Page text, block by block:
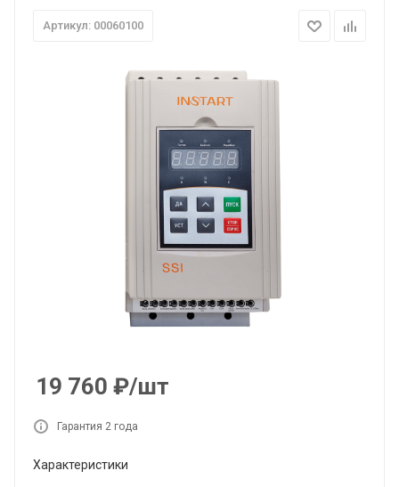
Артикул: 00060100
19 760 ₽/шт
Гарантия 2 года
Характеристики